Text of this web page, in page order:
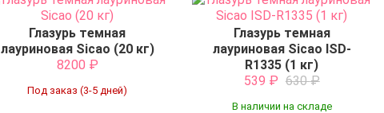
Глазурь темная
лауриновая Sicao (20 кг)
8200 ₽
Под заказ (3-5 дней)
Глазурь темная
лауриновая Sicao ISD-
R1335 (1 кг)
539 ₽ 630₽
В наличии на складе